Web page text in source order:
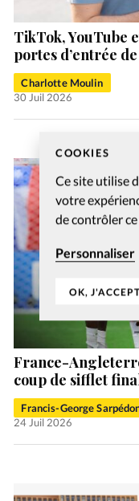
COOKIES
Ce site utilise
votre
de contrôler
Personnaliser
OK,
TikTok, YouTube
portes d’entrée
Charlotte Moulin
30 Juil 2026
France-
coup de sifflet
Francis-George
24 Juil 2026